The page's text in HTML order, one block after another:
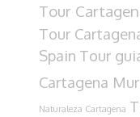
Tour
Tour
Spain Tour
Cartagena
Naturaleza Cartagena